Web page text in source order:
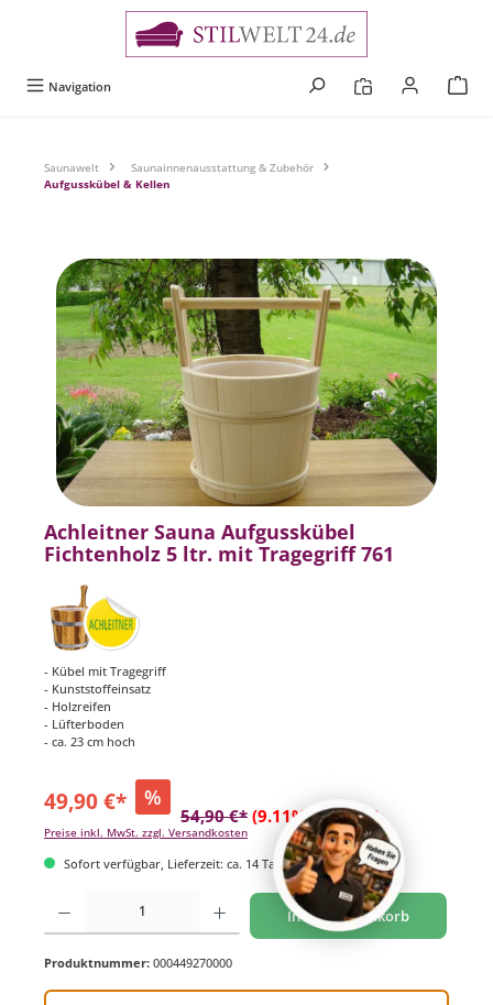
Navigation
Saunawelt
Saunainnenausstattung & Zubehör
Aufgusskübel & Kellen
Bildergalerie überspringen
Achleitner Sauna Aufgusskübel
Fichtenholz 5 ltr. mit Tragegriff 761
- Kübel mit Tragegriff
- Kunststoffeinsatz
- Holzreifen
- Lüfterboden
- ca. 23 cm hoch
49,90 €* %
54,90 €* (9.11% gespart)
Preise inkl. MwSt. zzgl. Versandkosten
Sofort verfügbar, Lieferzeit: ca. 14 Tage
Produkt Anzahl: Gib den gewünschten Wert ein oder benutze die Schaltflächen um
In den Warenkorb
Produktnummer: 000449270000